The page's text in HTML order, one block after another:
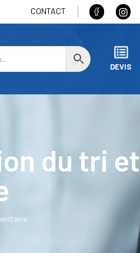
CONTACT
DEVIS
du tri et